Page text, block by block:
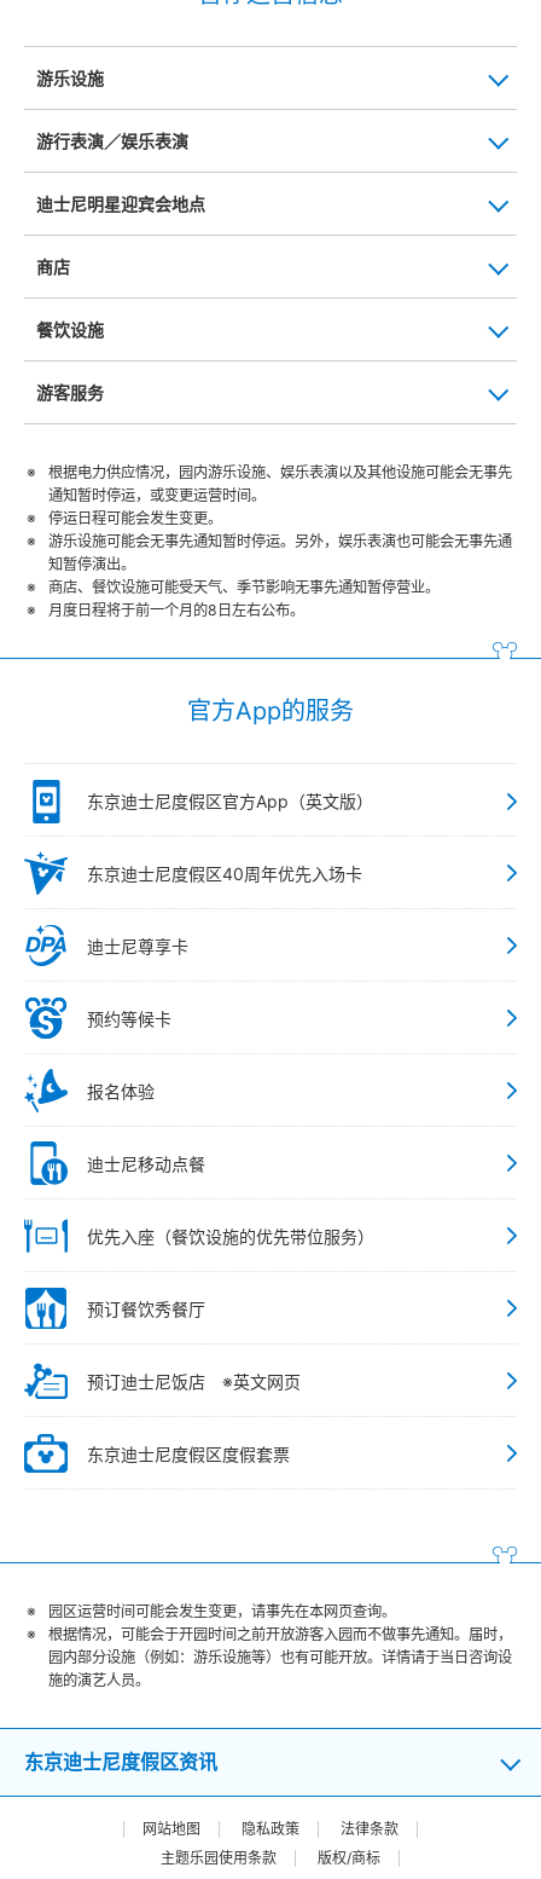
游乐设施
游行表演／娱乐表演
迪士尼明星迎宾会地点
商店
餐饮设施
游客服务
根据电力供应情况，园内游乐设施、娱乐表演以及其他设施可能会无事先
通知暂时停运，或变更运营时间。
停运日程可能会发生变更。
游乐设施可能会无事先通知暂时停运。另外，娱乐表演也可能会无事先通
知暂停演出。
商店、餐饮设施可能受天气、季节影响无事先通知暂停营业。
月度日程将于前一个月的8日左右公布。
官方App的服务
东京迪士尼度假区官方App（英文版）
东京迪士尼度假区40周年优先入场卡
迪士尼尊享卡
预约等候卡
报名体验
迪士尼移动点餐
优先入座（餐饮设施的优先带位服务）
预订餐饮秀餐厅
预订迪士尼饭店 ※英文网页
东京迪士尼度假区度假套票
园区运营时间可能会发生变更，请事先在本网页查询。
根据情况，可能会于开园时间之前开放游客入园而不做事先通知。届时，
园内部分设施（例如：游乐设施等）也有可能开放。详情请于当日咨询设
施的演艺人员。
东京迪士尼度假区资讯
网站地图 隐私政策
法律条款
主题乐园使用条款
版权/商标